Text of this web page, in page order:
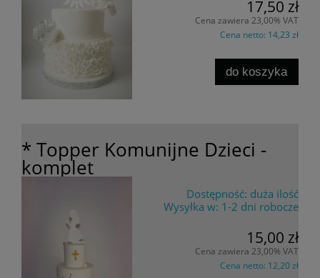
17,50 zł
Cena zawiera 23,00% VAT
Cena netto: 14,23 zł
do koszyka
* Topper Komunijne Dzieci -
komplet
Dostępność: duża ilość
Wysyłka w: 1-2 dni robocze
15,00 zł
Cena zawiera 23,00% VAT
Cena netto: 12,20 zł